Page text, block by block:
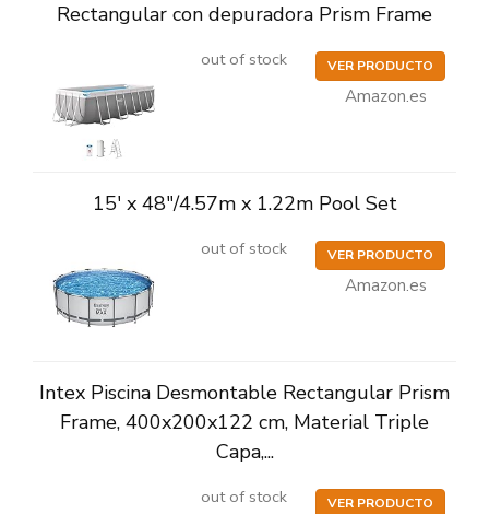
Rectangular con depuradora Prism Frame
out of stock VER PRODUCTO
Amazon.es
15' x 48"/4.57m x 1.22m Pool Set
out of stock VER PRODUCTO
Amazon.es
Intex Piscina Desmontable Rectangular Prism
Frame, 400x200x122 cm, Material Triple
Capa,...
out of stock VER PRODUCTO